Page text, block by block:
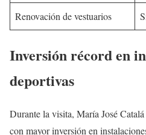
Renovación de vestuarios
Inversión récord en
deportivas
Durante la visita, María José
con mayor inversión en